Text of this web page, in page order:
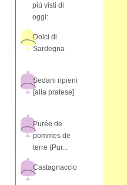
più visti di
oggi:
Dolci di
Sardegna
Sedani ripieni
[alla pratese]
Purée de
pommes de
terre (Pur...
Castagnaccio